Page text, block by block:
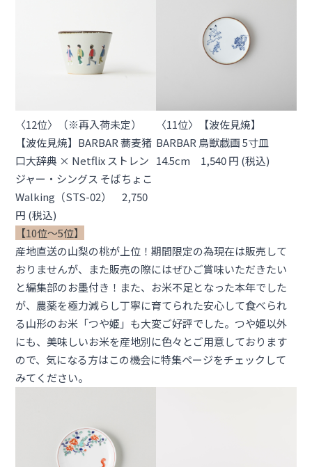
〈12位〉（※再入荷未定）
【波佐見焼】BARBAR 蕎麦猪
口大辞典 × Netflix ストレン
ジャー・シングス そばちょこ
Walking（STS-02） 2,750
円 (税込)
〈11位〉【波佐見焼】
BARBAR 鳥獣戯画 5寸皿
14.5cm 1,540 円 (税込)
【10位〜5位】
産地直送の山梨の桃が上位！期間限定の為現在は販売して
おりませんが、また販売の際にはぜひご賞味いただきたい
と編集部のお墨付き！また、お米不足となった本年でした
が、農薬を極力減らし丁寧に育てられた安心して食べられ
る山形のお米「つや姫」も大変ご好評でした。つや姫以外
にも、美味しいお米を産地別に色々とご用意しております
ので、気になる方はこの機会に特集ページをチェックして
みてください。